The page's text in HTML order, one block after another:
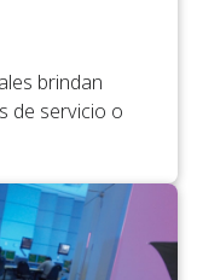
brindan
de servicio o